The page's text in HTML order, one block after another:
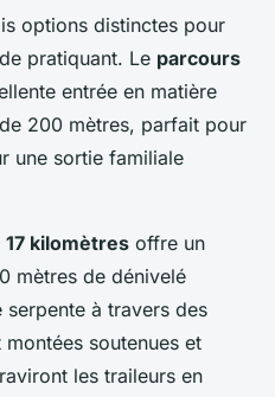
options distinctes pour
pratiquant. Le parcours
entrée en matière
200 mètres, parfait pour
une sortie familiale
17 kilomètres offre un
mètres de dénivelé
à travers des
soutenues et
les traileurs en